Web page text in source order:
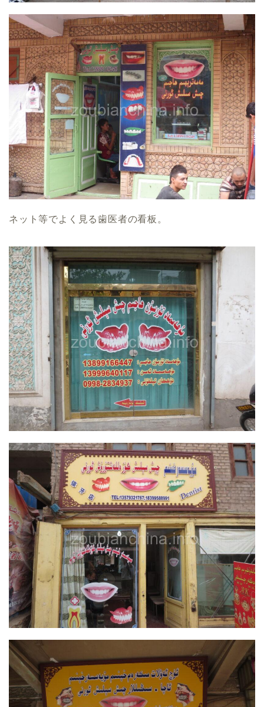
ネット等でよく見る歯医者の看板。